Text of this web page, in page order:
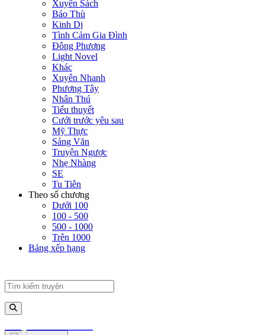
Xuyên Sách
Báo Thù
Kinh Dị
Tình Cảm Gia Đình
Đông Phương
Light Novel
Khác
Xuyên Nhanh
Phương Tây
Nhân Thú
Tiểu thuyết
Cưới trước yêu sau
Mỹ Thực
Sảng Văn
Truyện Ngược
Nhẹ Nhàng
SE
Tu Tiên
Theo số chương
Dưới 100
100 - 500
500 - 1000
Trên 1000
Bảng xếp hạng
truyenfullz.com